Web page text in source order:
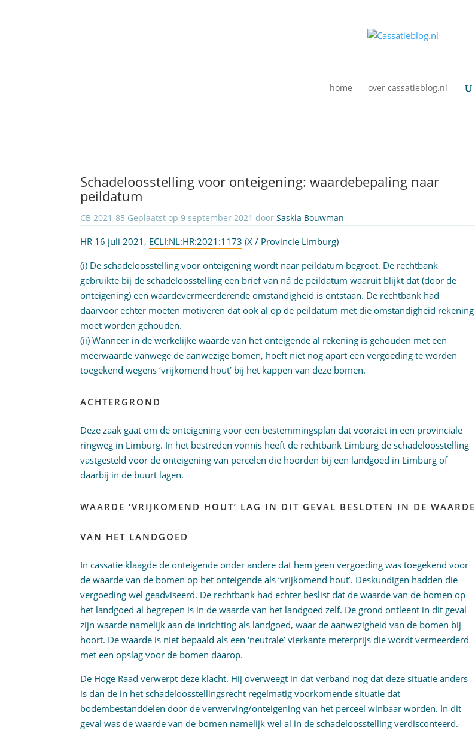
home over cassatieblog.nl
Schadeloosstelling voor onteigening: waardebepaling naar
peildatum
CB 2021-85 Geplaatst op 9 september 2021 doorSaskia Bouwman
HR 16 juli 2021, ECLI:NL:HR:2021:1173 (X / Provincie Limburg)
(i) De schadeloosstelling voor onteigening wordt naar peildatum begroot. De rechtbank
gebruikte bij de schadeloosstelling een brief van ná de peildatum waaruit blijkt dat (door de
onteigening) een waardevermeerderende omstandigheid is ontstaan. De rechtbank had
daarvoor echter moeten motiveren dat ook al op de peildatum met die omstandigheid rekening
moet worden gehouden.
(ii) Wanneer in de werkelijke waarde van het onteigende al rekening is gehouden met een
meerwaarde vanwege de aanwezige bomen, hoeft niet nog apart een vergoeding te worden
toegekend wegens ‘vrijkomend hout’ bij het kappen van deze bomen.
ACHTERGROND
Deze zaak gaat om de onteigening voor een bestemmingsplan dat voorziet in een provinciale
ringweg in Limburg. In het bestreden vonnis heeft de rechtbank Limburg de schadeloosstelling
vastgesteld voor de onteigening van percelen die hoorden bij een landgoed in Limburg of
daarbij in de buurt lagen.
WAARDE ‘VRIJKOMEND HOUT’ LAG IN DIT GEVAL BESLOTEN IN DE WAARDE
VAN HET LANDGOED
In cassatie klaagde de onteigende onder andere dat hem geen vergoeding was toegekend voor
de waarde van de bomen op het onteigende als ‘vrijkomend hout’. Deskundigen hadden die
vergoeding wel geadviseerd. De rechtbank had echter beslist dat de waarde van de bomen op
het landgoed al begrepen is in de waarde van het landgoed zelf. De grond ontleent in dit geval
zijn waarde namelijk aan de inrichting als landgoed, waar de aanwezigheid van de bomen bij
hoort. De waarde is niet bepaald als een ‘neutrale’ vierkante meterprijs die wordt vermeerderd
met een opslag voor de bomen daarop.
De Hoge Raad verwerpt deze klacht. Hij overweegt in dat verband nog dat deze situatie anders
is dan de in het schadeloosstellingsrecht regelmatig voorkomende situatie dat
bodembestanddelen door de verwerving/onteigening van het perceel winbaar worden. In dit
geval was de waarde van de bomen namelijk wel al in de schadeloosstelling verdisconteerd.